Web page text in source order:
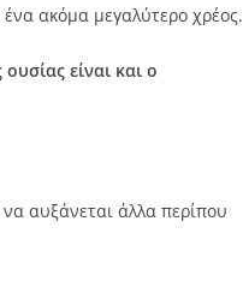
ακόμα μεγαλύτερο χρέος.
είναι και ο
αυξάνεται άλλα περίπου